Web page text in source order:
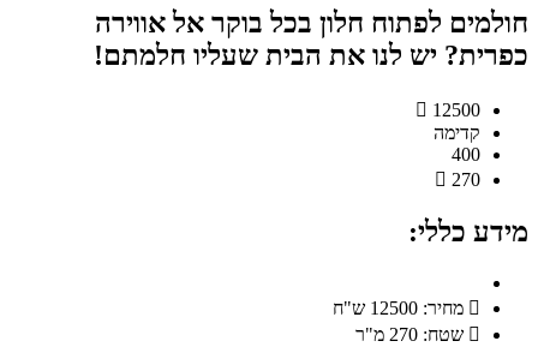
חולמים לפתוח חלון בכל בוקר אל אווירה
כפרית? יש לנו את הבית שעליו חלמתם!
12500
קדימה
400
270
מידע כללי:
מחיר: 12500 ש"ח
שטח: 270 מ"ר